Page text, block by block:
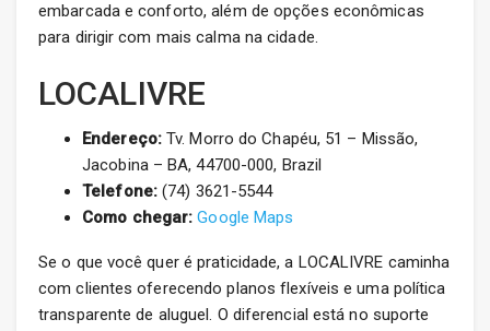
embarcada e conforto, além de opções econômicas
para dirigir com mais calma na cidade.
LOCALIVRE
Endereço:Tv. Morro do Chapéu, 51 – Missão,
Jacobina – BA, 44700-000, Brazil
Telefone:(74) 3621-5544
Como chegar: Google Maps
Se o que você quer é praticidade, a LOCALIVRE caminha
com clientes oferecendo planos flexíveis e uma política
transparente de aluguel. O diferencial está no suporte